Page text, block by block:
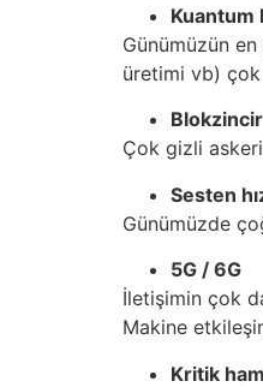
Kuantum
Günümüzün
üretimi vb) çok
Blokzincir
Çok gizli
Sesten
Günümüzde
5G / 6G
İletişimin çok
Makine
Kritik